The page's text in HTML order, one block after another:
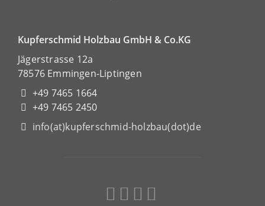
Kupferschmid Holzbau GmbH & Co.KG
Jägerstrasse 12a
78576 Emmingen-Liptingen
+49 7465 1664
+49 7465 2450
info(at)kupferschmid-holzbau(dot)de